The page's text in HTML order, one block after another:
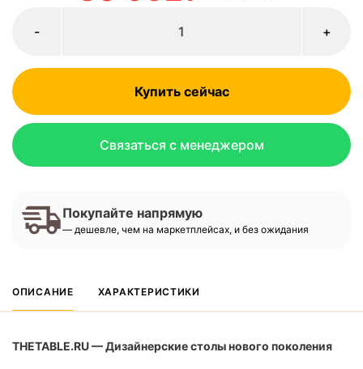
+
-
Купить сейчас
Связаться с менеджером
Покупайте напрямую
— дешевле, чем на маркетплейсах, и без ожидания
ОПИСАНИЕ ХАРАКТЕРИСТИКИ
THETABLE.RU — Дизайнерские столы нового поколения